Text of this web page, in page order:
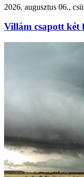
2026. augusztus 06.,
Villám csapott két